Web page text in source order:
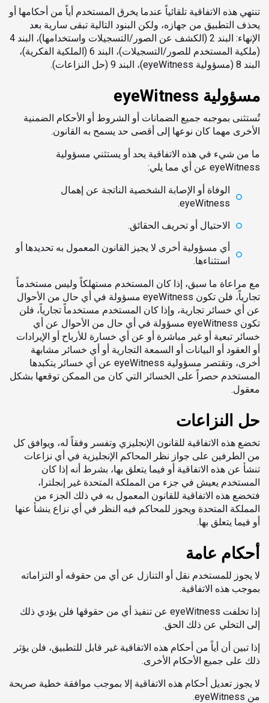
تنتهي هذه الاتفاقية تلقائياً عندما يخرق المستخدم أياً من أحكامها أو
يحذف التطبيق من جهازه، ولكن البنود التالية تبقى سارية بعد
الإنهاء: البند 2 (الكشف عن الصور/التسجيلات واستخدامها)، البند 4
(ملكية المستخدم للصور/التسجيلات)، البند 6 (الملكية الفكرية)،
البند 8 (مسؤولية eyeWitness)، البند 9 (حل النزاعات).
مسؤولية eyeWitness
تُستثنى بموجبه جميع الضمانات أو الشروط أو الأحكام الضمنية
الأخرى مهما كان نوعها إلى أقصى حد يسمح به القانون.
ما من شيء في هذه الاتفاقية يحد أو يستثني مسؤولية
eyeWitness عن أي مما يلي:
الوفاة أو الإصابة الشخصية الناتجة عن إهمال
eyeWitness.
الاحتيال أو تحريف الحقائق.
أي مسؤولية أخرى لا يجيز القانون المعمول به تحديدها أو
استثناءها.
مع مراعاة ما سبق، إذا كان المستخدم مستهلكاً وليس مستخدماً
تجارياً، فلن تكون eyeWitness مسؤولة في أي حال من الأحوال
عن أي خسائر تجارية، وإذا كان المستخدم مستخدماً تجارياً، فلن
تكون eyeWitness مسؤولة في أي حال من الأحوال عن أي
خسائر تبعية أو غير مباشرة أو عن أي خسارة للأرباح أو الإيرادات
أو العقود أو البيانات أو السمعة التجارية أو أي خسائر مشابهة
أخرى، وتقتصر مسؤولية eyeWitness عن أي خسائر يتكبدها
المستخدم حصراً على الخسائر التي كان من الممكن توقعها بشكل
معقول.
حل النزاعات
تخضع هذه الاتفاقية للقانون الإنجليزي وتفسر وفقاً له، ويوافق كل
من الطرفين على جواز نظر المحاكم الإنجليزية في أي نزاعات
تنشأ عن هذه الاتفاقية أو فيما يتعلق بها، بشرط أنه إذا كان
المستخدم يعيش في جزء من المملكة المتحدة غير إنجلترا،
فتخضع هذه الاتفاقية للقانون المعمول به في ذلك الجزء من
المملكة المتحدة ويجوز للمحاكم فيه النظر في أي نزاع ينشأ عنها
أو فيما يتعلق بها.
أحكام عامة
لا يجوز للمستخدم نقل أو التنازل عن أي من حقوقه أو التزاماته
بموجب هذه الاتفاقية.
إذا تخلفت eyeWitness عن تنفيذ أي من حقوقها فلن يؤدي ذلك
إلى التخلي عن ذلك الحق.
إذا تبين أن أياً من أحكام هذه الاتفاقية غير قابل للتطبيق، فلن يؤثر
ذلك على جميع الأحكام الأخرى.
لا يجوز تعديل أحكام هذه الاتفاقية إلا بموجب موافقة خطية صريحة
من eyeWitness.